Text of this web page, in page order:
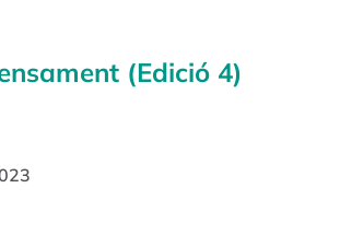
(Edició 4)